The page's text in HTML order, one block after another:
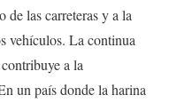
de las carreteras y a la
vehículos. La continua
a la
un país donde la harina